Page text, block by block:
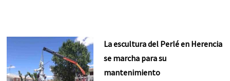
La escultura del Perlé en Herencia
se marcha para su
mantenimiento